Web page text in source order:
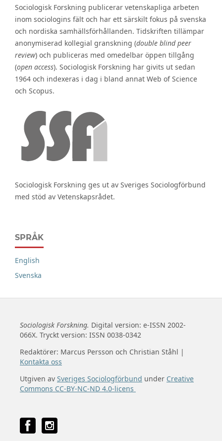
Sociologisk Forskning publicerar vetenskapliga arbeten
inom sociologins fält och har ett särskilt fokus på svenska
och nordiska samhällsförhållanden. Tidskriften tillämpar
anonymiserad kollegial granskning (double blind peer
review) och publiceras med omedelbar öppen tillgång
(open access). Sociologisk Forskning har givits ut sedan
1964 och indexeras i dag i bland annat Web of Science
och Scopus.
Sociologisk Forskning ges ut av Sveriges Sociologförbund
med stöd av Vetenskapsrådet.
SPRÅK
English
Svenska
Sociologisk Forskning. Digital version: e-ISSN 2002-
066X. Tryckt version: ISSN 0038-0342
Redaktörer: Marcus Persson och Christian Ståhl |
Kontakta oss
Utgiven av Sveriges Sociologförbund under Creative
Commons CC-BY-NC-ND 4.0-licens